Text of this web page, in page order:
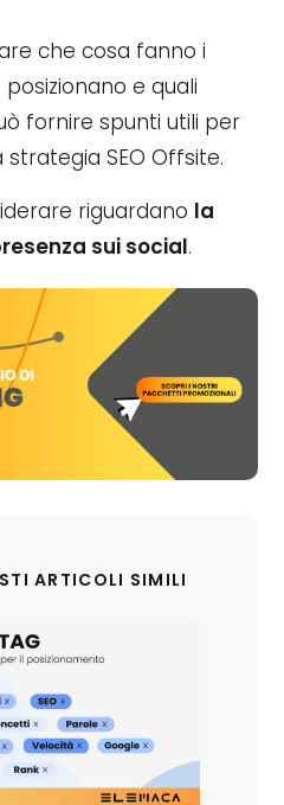
che cosa fanno i
e quali
fornire spunti utili per
SEO Offsite.
riguardano la
sui social.
ARTICOLI SIMILI